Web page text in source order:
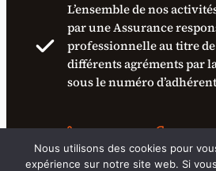
L’ensemble de nos
par une Assurance
professionnelle au titre de
différents agréments par
sous le numéro
Nous utilisons des cookies pour
expérience sur notre site web. Si